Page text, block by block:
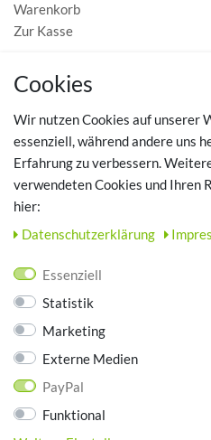
Warenkorb
Zur Kasse
MEIN KONTO
TOP SCHUHTHEMEN
Hausschuhe - Bequeme Schuhe
Datenschutz
AGB
Impressum
ZAHLUNGSARTEN
Cookies
Wir nutzen Cookies auf unserer
essenziell, während andere uns
Erfahrung zu verbessern.
verwendeten Cookies und Ihren
hier:
Daten­schutz­erklärung
Essenziell
Statistik
Marketing
Externe Medien
PayPal
Funktional